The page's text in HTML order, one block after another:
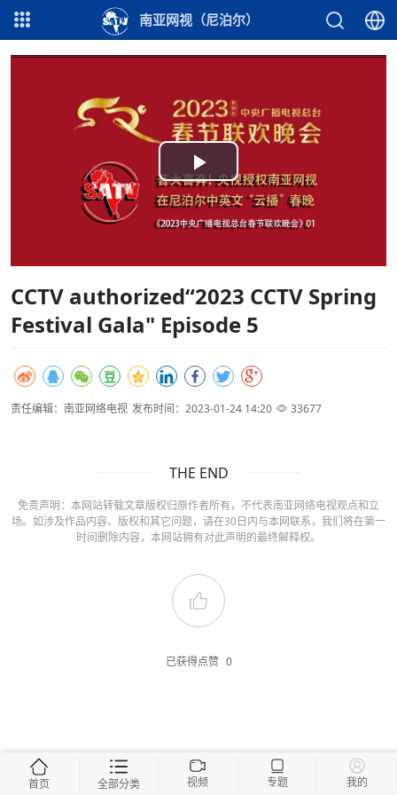
南亚网视（尼泊尔）
Play
Video
CCTV authorized“2023 CCTV Spring
Festival Gala" Episode 5
责任编辑：南亚网络电视 发布时间：2023-01-24 14:20 33677
THE END
免责声明：本网站转载文章版权归原作者所有，不代表南亚网络电视观点和立
场。如涉及作品内容、版权和其它问题，请在30日内与本网联系，我们将在第一
时间删除内容，本网站拥有对此声明的最终解释权。
已获得点赞 0
首页 全部分类 视频 专题 我的